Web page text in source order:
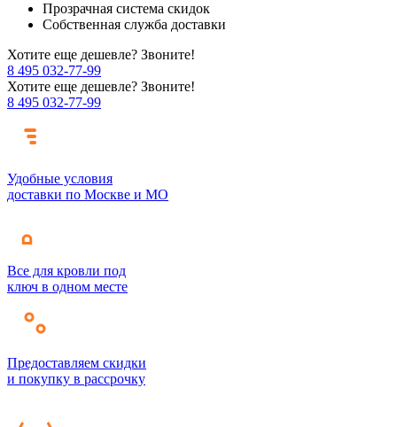
Прозрачная система скидок
Собственная служба доставки
Хотите еще дешевле? Звоните!
8 495 032-77-99
Хотите еще дешевле? Звоните!
8 495 032-77-99
Удобные условия
доставки по Москве и МО
Все для кровли под
ключ в одном месте
Предоставляем скидки
и покупку в рассрочку